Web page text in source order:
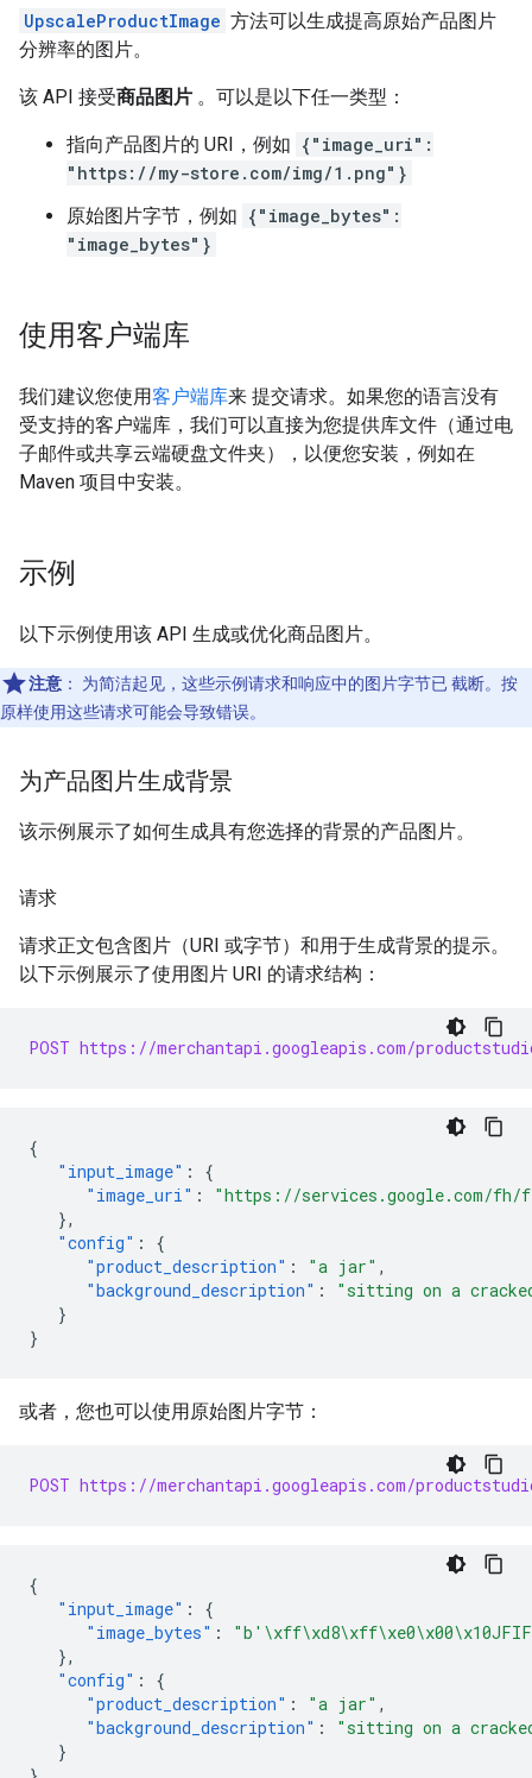
UpscaleProductImage 方法可以生成提高原始产品图片
分辨率的图片。
该 API 接受商品图片 。可以是以下任一类型：
指向产品图片的 URI，例如 {"image_uri":
"https://my-store.com/img/1.png"}
原始图片字节，例如 {"image_bytes":
"image_bytes"}
使用客户端库
我们建议您使用客户端库来 提交请求。如果您的语言没有
受支持的客户端库，我们可以直接为您提供库文件（通过电
子邮件或共享云端硬盘文件夹），以便您安装，例如在
Maven 项目中安装。
示例
以下示例使用该 API 生成或优化商品图片。
注意 ：
为简洁起见，这些示例请求和响应中的图片字节已 截断。按
原样使用这些请求可能会导致错误。
为产品图片生成背景
该示例展示了如何生成具有您选择的背景的产品图片。
请求
请求正文包含图片（URI 或字节）和用于生成背景的提示。
以下示例展示了使用图片 URI 的请求结构：
POST https://merchantapi.googleapis.com/
{
"input_image" :
{
"image_uri" :
"https://services.google.com/fh/
},
"config" :
{
"product_description" : "a jar" ,
"background_description" :
"sitting on a
}
}
或者，您也可以使用原始图片字节：
POST https://merchantapi.googleapis.com/
{
"input_image" :
{
"image_bytes" :
},
"config" :
{
"product_description" : "a jar" ,
"background_description" :
"sitting on a
}